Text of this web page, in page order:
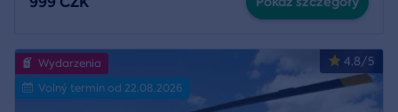
4.8/5
Wydarzenia
Volný termín od 22.08.2026